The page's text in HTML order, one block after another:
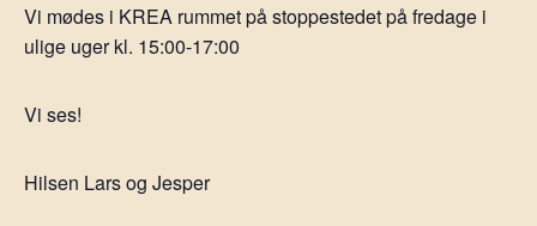
Vi mødes i KREA rummet på stoppestedet på fredage i
ulige uger kl. 15:00-17:00
Vi ses!
Hilsen Lars og Jesper